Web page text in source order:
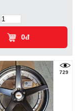
0đ
729